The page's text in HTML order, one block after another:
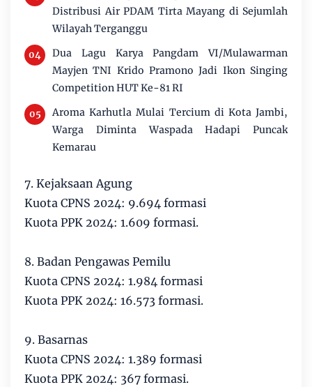
Distribusi Air PDAM Tirta Mayang di Sejumlah
Wilayah Terganggu
Dua Lagu Karya Pangdam VI/Mulawarman
Mayjen TNI Krido Pramono Jadi Ikon Singing
Competition HUT Ke-81 RI
Aroma Karhutla Mulai Tercium di Kota Jambi,
Warga Diminta Waspada Hadapi Puncak
Kemarau
7. Kejaksaan Agung
Kuota CPNS 2024: 9.694 formasi
Kuota PPK 2024: 1.609 formasi.
8. Badan Pengawas Pemilu
Kuota CPNS 2024: 1.984 formasi
Kuota PPK 2024: 16.573 formasi.
9. Basarnas
Kuota CPNS 2024: 1.389 formasi
Kuota PPK 2024: 367 formasi.